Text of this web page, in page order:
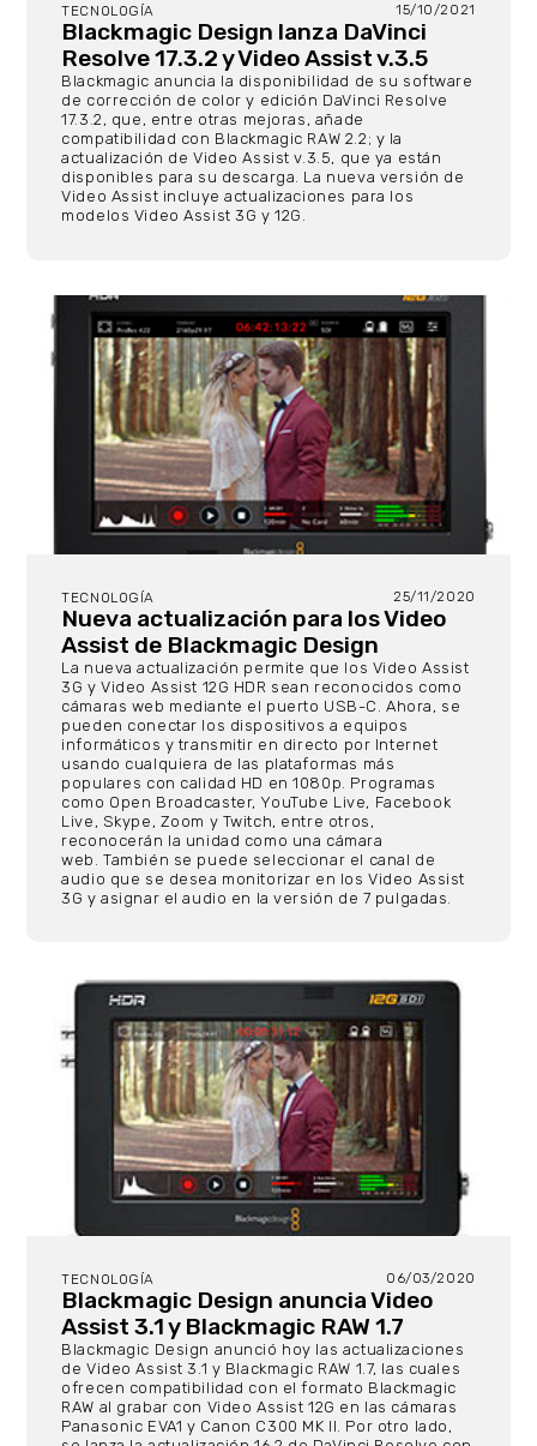
TECNOLOGÍA 15/10/2021
Blackmagic Design lanza DaVinci
Resolve 17.3.2 y Video Assist v.3.5
Blackmagic anuncia la disponibilidad de su software
de corrección de color y edición DaVinci Resolve
17.3.2, que, entre otras mejoras, añade
compatibilidad con Blackmagic RAW 2.2; y la
actualización de Video Assist v.3.5, que ya están
disponibles para su descarga. La nueva versión de
Video Assist incluye actualizaciones para los
modelos Video Assist 3G y 12G.
TECNOLOGÍA 25/11/2020
Nueva actualización para los Video
Assist de Blackmagic Design
La nueva actualización permite que los Video Assist
3G y Video Assist 12G HDR sean reconocidos como
cámaras web mediante el puerto USB-C. Ahora, se
pueden conectar los dispositivos a equipos
informáticos y transmitir en directo por Internet
usando cualquiera de las plataformas más
populares con calidad HD en 1080p. Programas
como Open Broadcaster, YouTube Live, Facebook
Live, Skype, Zoom y Twitch, entre otros,
reconocerán la unidad como una cámara
web. También se puede seleccionar el canal de
audio que se desea monitorizar en los Video Assist
3G y asignar el audio en la versión de 7 pulgadas.
TECNOLOGÍA 06/03/2020
Blackmagic Design anuncia Video
Assist 3.1 y Blackmagic RAW 1.7
Blackmagic Design anunció hoy las actualizaciones
de Video Assist 3.1 y Blackmagic RAW 1.7, las cuales
ofrecen compatibilidad con el formato Blackmagic
RAW al grabar con Video Assist 12G en las cámaras
Panasonic EVA1 y Canon C300 MK II. Por otro lado,